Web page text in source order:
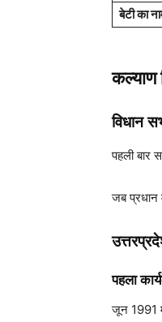
बेटी का
कल्याण
विधान
पहली बार
जब प्रधान
पहला
जून 1991